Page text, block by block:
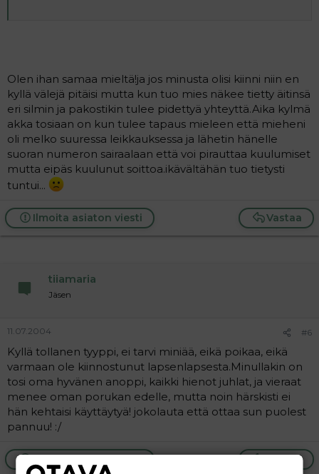
Olen ihan samaa mieltä!ja jos minusta olisi kiinni niin en
kyllä välejä pitäisi mutta kun tuo mies näkee tietty äitinsä
eri silmin ja pakostikin tulee pidettyä yhteyttä.Aika kylmä
akka tosiaan on kun tulee tapaus mieleen että mieheni
oli melko suuressa leikkauksessa ja lähetin hänelle
suoran numeron sairaalaan että voi pirauttaa kuulumiset
mutta eipäs kuulunut soittoa.ikävältähän tuo tietysti
tuntui...
Vastaa
Ilmoita asiaton viesti
tiiamaria
Jäsen
11.07.2004 #6
Kyllä tollanen tyyppi, ei tarvi miniää, eikä poikaa, eikä
varmaan ole kiinnostunut lapsenlapsesta.Minullakin on
tosi oma hyvänen anoppi, kaikki hienot juhlat, ja vieraat
menee oman porukan edelle, mutta noin härskisti ei
hän kehtaisi käyttäytyä! jokolauta että ottaa sun puolest
pannuu! :/
Vastaa
Ilmoita asiaton viesti